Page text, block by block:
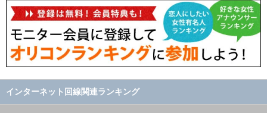
インターネット回線関連ランキング